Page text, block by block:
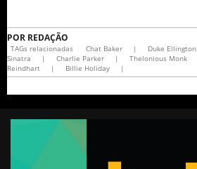
POR REDAÇÃO
TAGs relacionadas Chat Baker | Duke Ellington
Sinatra
| Charlie Parker | Thelonious Monk
Reindhart
| Billie Holiday |